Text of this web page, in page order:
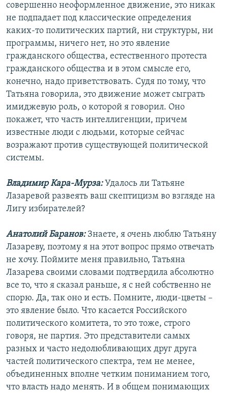
совершенно неоформленное движение, это никак
не подпадает под классические определения
каких-то политических партий, ни структуры, ни
программы, ничего нет, но это явление
гражданского общества, естественного протеста
гражданского общества и в этом смысле его,
конечно, надо приветствовать. Судя по тому, что
Татьяна говорила, это движение может сыграть
имиджевую роль, о которой я говорил. Оно
покажет, что часть интеллигенции, причем
известные люди с людьми, которые сейчас
возражают против существующей политической
системы.
Владимир Кара-Мурза:Удалось ли Татьяне
Лазаревой развеять ваш скептицизм во взгляде на
Лигу избирателей?
Анатолий Баранов:Знаете, я очень люблю Татьяну
Лазареву, поэтому я на этот вопрос прямо отвечать
не хочу. Поймите меня правильно, Татьяна
Лазарева своими словами подтвердила абсолютно
все то, что я сказал раньше, я с ней собственно не
спорю. Да, так оно и есть. Помните, люди-цветы –
это явление было. Что касается Российского
политического комитета, то это тоже, строго
говоря, не партия. Это представители самых
разных и часто недолюбливающих друг друга
частей политического спектра, тем не менее,
объединенных вполне четким пониманием того,
что власть надо менять. И в общем понимающих